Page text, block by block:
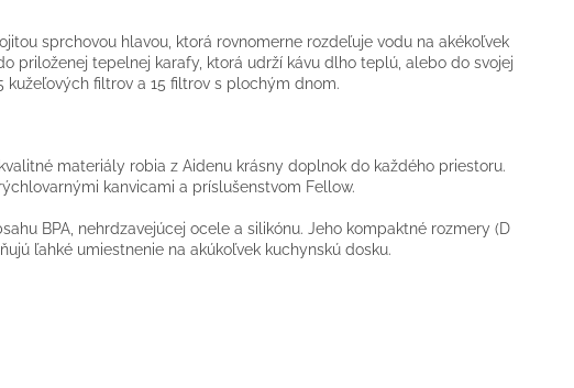
sprchovou hlavou, ktorá rovnomerne rozdeľuje vodu na akékoľvek
priloženej tepelnej karafy, ktorá udrží kávu dlho teplú, alebo do svojej
kužeľových filtrov a 15 filtrov s plochým dnom.
materiály robia z Aidenu krásny doplnok do každého priestoru.
kanvicami a príslušenstvom Fellow.
BPA, nehrdzavejúcej ocele a silikónu. Jeho kompaktné rozmery (D
ľahké umiestnenie na akúkoľvek kuchynskú dosku.